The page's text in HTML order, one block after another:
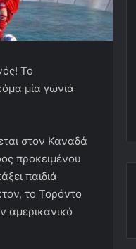
Το
μία γωνιά
στον Καναδά
προκειμένου
παιδιά
το Τορόντο
αμερικανικό